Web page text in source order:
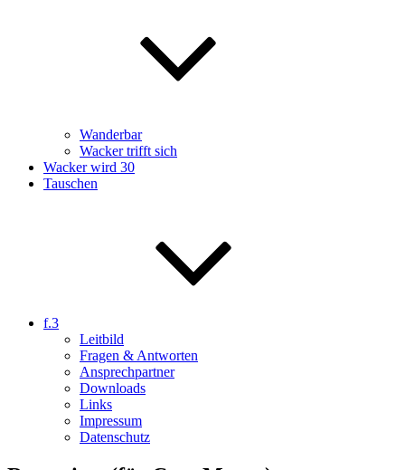
Wanderbar
Wacker trifft sich
Wacker wird 30
Tauschen
f.3
Leitbild
Fragen & Antworten
Ansprechpartner
Downloads
Links
Impressum
Datenschutz